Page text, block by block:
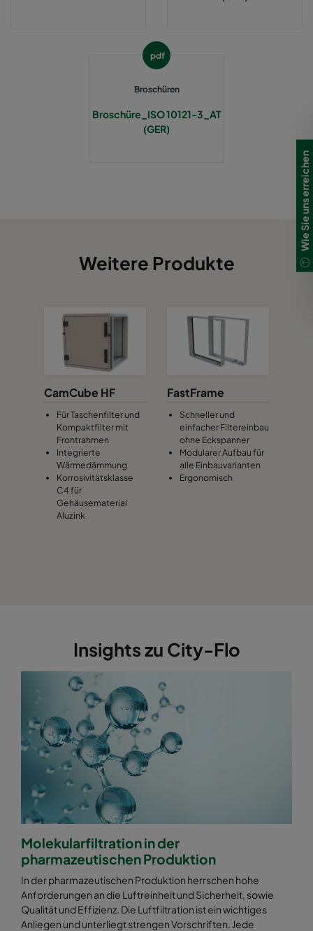
pdf
Broschüren
Broschüre_ISO 10121-3_AT
(GER)
Weitere Produkte
CamCube HF
Für Taschenfilter und
Kompaktfilter mit
Frontrahmen
Integrierte
Wärmedämmung
Korrosivitätsklasse
C4 für
Gehäusematerial
Aluzink
FastFrame
Schneller und
einfacher Filtereinbau
ohne Eckspanner
Modularer Aufbau für
alle Einbauvarianten
Ergonomisch
Insights zu City-Flo
Molekularfiltration in der
pharmazeutischen Produktion
In der pharmazeutischen Produktion herrschen hohe
Anforderungen an die Luftreinheit und Sicherheit, sowie
Qualität und Effizienz. Die Luftfiltration ist ein wichtiges
Anliegen und unterliegt strengen Vorschriften. Jede
Wie Sie uns erreichen